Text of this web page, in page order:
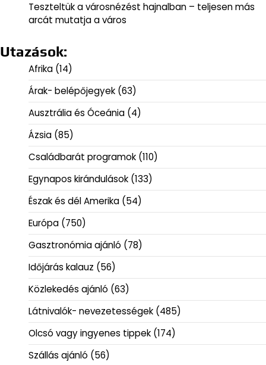
Teszteltük a városnézést hajnalban – teljesen más
arcát mutatja a város
Utazások:
Afrika (14)
Árak- belépőjegyek (63)
Ausztrália és Óceánia (4)
Ázsia (85)
Családbarát programok (110)
Egynapos kirándulások (133)
Észak és dél Amerika (54)
Európa (750)
Gasztronómia ajánló (78)
Időjárás kalauz (56)
Közlekedés ajánló (63)
Látnivalók- nevezetességek (485)
Olcsó vagy ingyenes tippek (174)
Szállás ajánló (56)